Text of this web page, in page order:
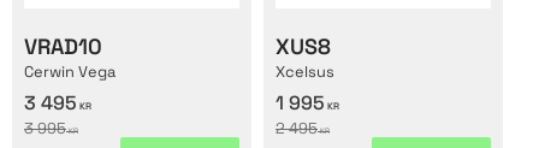
VRAD10
Cerwin Vega
3 495 KR
3 995KR
XUS8
Xcelsus
1 995 KR
2 495KR